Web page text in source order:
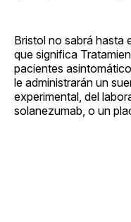
Bristol no sabrá hasta
que significa
pacientes
le administrarán un
experimental, del
solanezumab, o un